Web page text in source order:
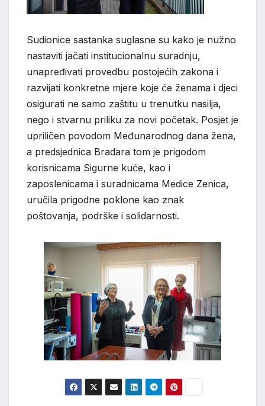
Sudionice sastanka suglasne su kako je nužno
nastaviti jačati institucionalnu suradnju,
unapređivati provedbu postojećih zakona i
razvijati konkretne mjere koje će ženama i djeci
osigurati ne samo zaštitu u trenutku nasilja,
nego i stvarnu priliku za novi početak. Posjet je
upriličen povodom Međunarodnog dana žena,
a predsjednica Bradara tom je prigodom
korisnicama Sigurne kuće, kao i
zaposlenicama i suradnicama Medice Zenica,
uručila prigodne poklone kao znak
poštovanja, podrške i solidarnosti.